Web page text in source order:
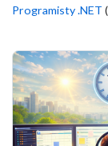
Programisty .NET